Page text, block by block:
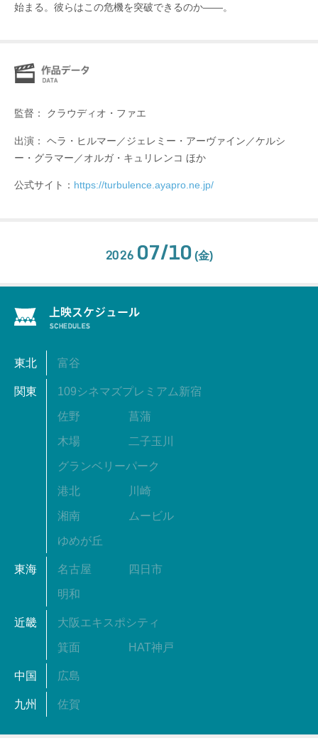
始まる。彼らはこの危機を突破できるのか――。
監督： クラウディオ・ファエ
出演： ヘラ・ヒルマー／ジェレミー・アーヴァイン／ケルシ
ー・グラマー／オルガ・キュリレンコ ほか
公式サイト： https://turbulence.ayapro.ne.jp/
2026 07/10 (金)
東北 富谷
関東 109シネマズプレミアム新宿
佐野 菖蒲
木場 二子玉川
グランベリーパーク
港北 川崎
湘南 ムービル
ゆめが丘
東海 名古屋 四日市
明和
近畿 大阪エキスポシティ
箕面 HAT神戸
中国 広島
九州 佐賀